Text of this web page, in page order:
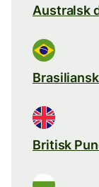
Australsk
Britisk